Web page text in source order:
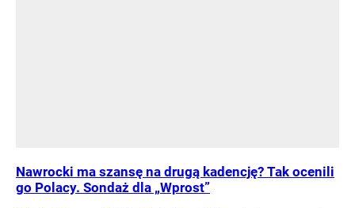
Nawrocki ma szansę na drugą kadencję? Tak ocenili
go Polacy. Sondaż dla „Wprost”